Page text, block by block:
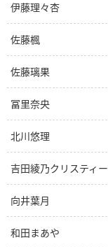
伊藤理々杏
佐藤楓
佐藤璃果
冨里奈央
北川悠理
吉田綾乃クリスティー
向井葉月
和田まあや